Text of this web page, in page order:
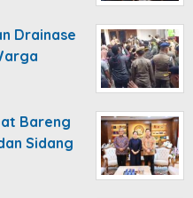
Drainase
Bareng
Sidang